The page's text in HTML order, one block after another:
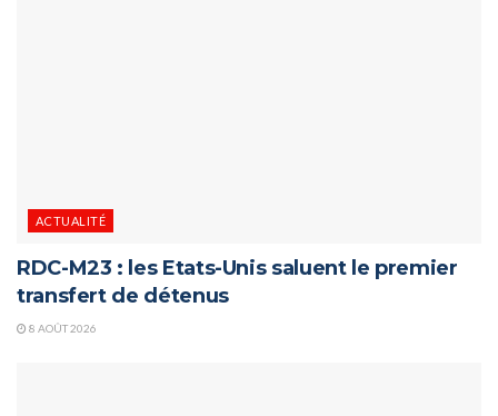
ACTUALITÉ
RDC-M23 : les Etats-Unis saluent le premier
transfert de détenus
8 AOÛT 2026